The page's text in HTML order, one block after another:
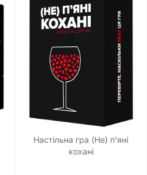
Настільна гра (Не) пʼяні
кохані